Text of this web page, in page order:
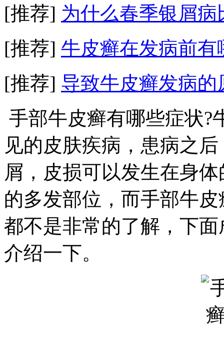
[推荐] 为什么春季银屑病
[推荐] 牛皮癣在发病前有
[推荐] 导致牛皮癣发病的
手部牛皮癣有哪些症状?
见的皮肤疾病，患病之
屑，皮损可以发生在身
的多发部位，而手部牛
都不是非常的了解，下
介绍一下。